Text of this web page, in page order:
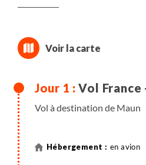
Vol France
Vol à destination de Maun
en avion